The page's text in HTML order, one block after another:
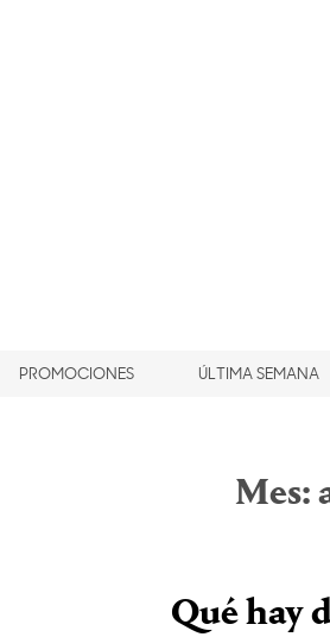
PROMOCIONES ÚLTIMA SEMANA
Mes:
Qué hay